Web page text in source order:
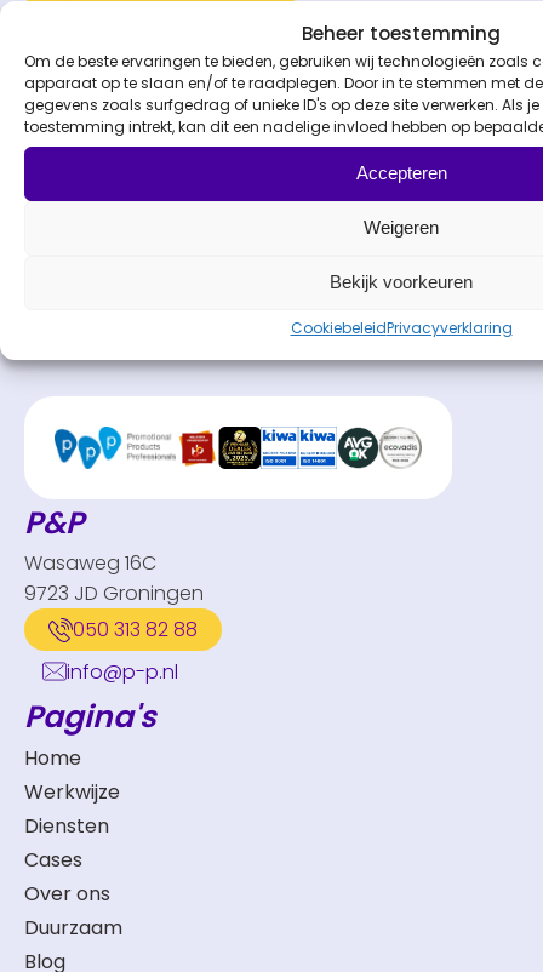
Beheer toestemming
Om de beste ervaringen te bieden, gebruiken wij technologieën zoals
apparaat op te slaan en/of te raadplegen. Door in te stemmen met
gegevens zoals surfgedrag of unieke ID's op deze site verwerken. Als
toestemming intrekt, kan dit een nadelige invloed hebben op
Accepteren
Weigeren
Bekijk voorkeuren
CookiebeleidPrivacyverklaring
P&P
Wasaweg 16C
9723 JD Groningen
050 313 82 88
info@p-p.nl
Pagina's
Home
Werkwijze
Diensten
Cases
Over ons
Duurzaam
Blog